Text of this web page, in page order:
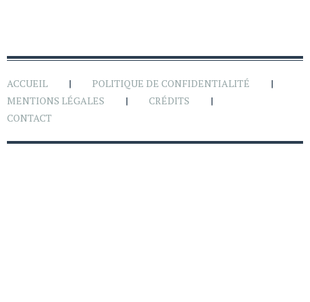
ACCUEIL
POLITIQUE DE CONFIDENTIALITÉ
MENTIONS LÉGALES
CRÉDITS
CONTACT